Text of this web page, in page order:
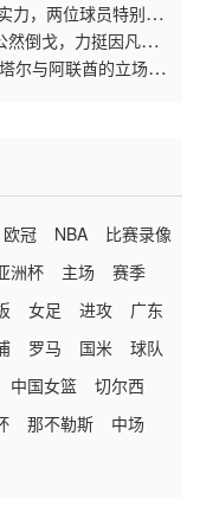
力，两位球员特别突
然倒戈，力挺因凡蒂
尔与阿联酋的立场引
欧冠 NBA
比赛录像
洲杯 主场
赛季
女足 进攻
广东
罗马 国米
球队
中国女篮
切尔西
那不勒斯
中场